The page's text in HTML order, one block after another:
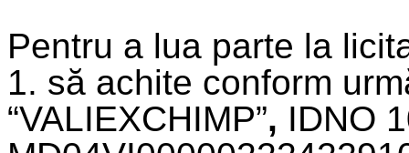
Pentru a lua parte la
1. să achite conform
“VALIEXCHIMP”, IDNO